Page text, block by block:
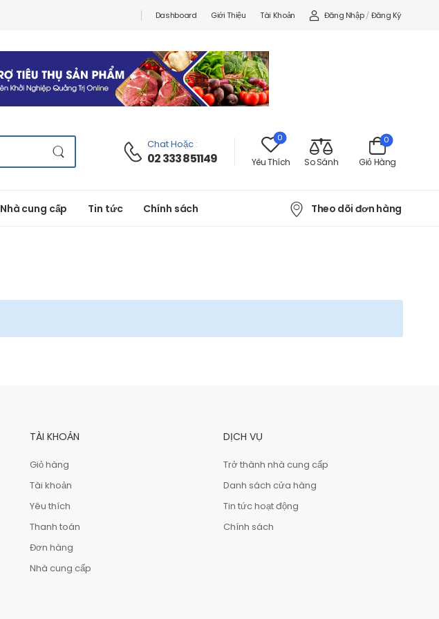
Dashboard Giới Thiệu Tài Khoản Đăng Nhập / Đăng Ký
Chat Hoặc :
02 333 851149
0
Yêu Thích So Sánh Giỏ Hàng
0
Nhà cung cấp Tin tức Chính sách Theo dõi đơn hàng
TÀI KHOẢN
Giỏ hàng
Tài khoản
Yêu thích
Thanh toán
Đơn hàng
Nhà cung cấp
DỊCH VỤ
Trở thành nhà cung cấp
Danh sách cửa hàng
Tin tức hoạt động
Chính sách